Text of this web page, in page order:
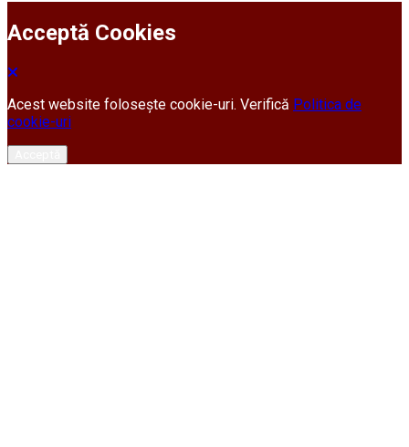
Acceptă Cookies
Acest website folosește cookie-uri. Verifică Politica de
cookie-uri